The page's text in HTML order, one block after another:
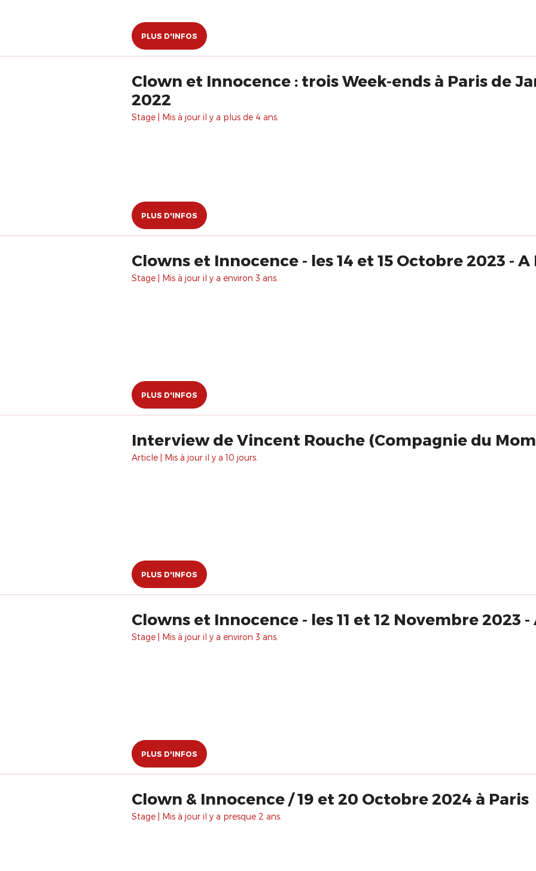
PLUS D'INFOS
Clown et Innocence : trois Week-ends à Paris de Janvier à Mars
2022
Stage | Mis à jour il y a plus de 4 ans.
PLUS D'INFOS
Clowns et Innocence - les 14 et 15 Octobre 2023 - A
Stage | Mis à jour il y a environ 3 ans.
PLUS D'INFOS
Interview de Vincent Rouche (Compagnie du
Article | Mis à jour il y a 10 jours.
PLUS D'INFOS
Clowns et Innocence - les 11 et 12 Novembre 2023 -
Stage | Mis à jour il y a environ 3 ans.
PLUS D'INFOS
Clown & Innocence / 19 et 20 Octobre 2024 à Paris
Stage | Mis à jour il y a presque 2 ans.